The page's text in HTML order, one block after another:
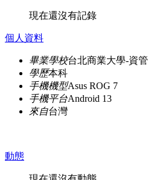
現在還沒有記錄
個人資料
畢業學校台北商業大學-資管
學歷本科
手機機型Asus ROG 7
手機平台Android 13
來自台灣
動態